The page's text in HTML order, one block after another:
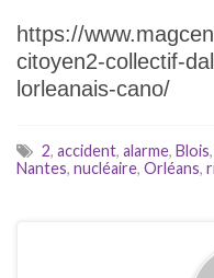
https://
citoyen2-collectif-
lorleanais-cano/
2, accident, alarme, Blois,
Nantes, nucléaire, Orléans,